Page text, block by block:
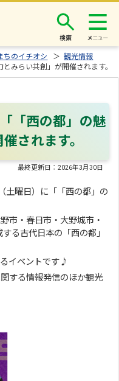
検索
ちのイチオシ ＞観光情報
みらい共創」が開催されます。
「西の都」の魅
されます。
最終更新日：2026年3月30日
土曜日）に「「西の都」の
市・春日市・大野城市・
る古代日本の「西の都」​
るイベントです♪
する情報発信のほか観光